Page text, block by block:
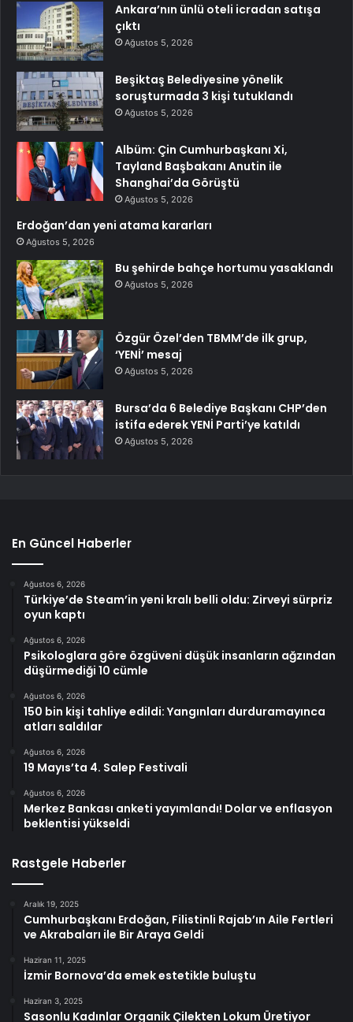
Ankara’nın ünlü oteli icradan satışa
çıktı
Ağustos 5, 2026
Beşiktaş Belediyesine yönelik
soruşturmada 3 kişi tutuklandı
Ağustos 5, 2026
Albüm: Çin Cumhurbaşkanı Xi,
Tayland Başbakanı Anutin ile
Shanghai’da Görüştü
Ağustos 5, 2026
Erdoğan’dan yeni atama kararları
Ağustos 5, 2026
Bu şehirde bahçe hortumu yasaklandı
Ağustos 5, 2026
Özgür Özel’den TBMM’de ilk grup,
‘YENİ’ mesaj
Ağustos 5, 2026
Bursa’da 6 Belediye Başkanı CHP’den
istifa ederek YENİ Parti’ye katıldı
Ağustos 5, 2026
En Güncel Haberler
Ağustos 6, 2026
Türkiye’de Steam’in yeni kralı belli oldu: Zirveyi sürpriz
oyun kaptı
Ağustos 6, 2026
Psikologlara göre özgüveni düşük insanların ağzından
düşürmediği 10 cümle
Ağustos 6, 2026
150 bin kişi tahliye edildi: Yangınları durduramayınca
atları saldılar
Ağustos 6, 2026
19 Mayıs’ta 4. Salep Festivali
Ağustos 6, 2026
Merkez Bankası anketi yayımlandı! Dolar ve enflasyon
beklentisi yükseldi
Rastgele Haberler
Aralık 19, 2025
Cumhurbaşkanı Erdoğan, Filistinli Rajab’ın Aile Fertleri
ve Akrabaları ile Bir Araya Geldi
Haziran 11, 2025
İzmir Bornova’da emek estetikle buluştu
Haziran 3, 2025
Sasonlu Kadınlar Organik Çilekten Lokum Üretiyor